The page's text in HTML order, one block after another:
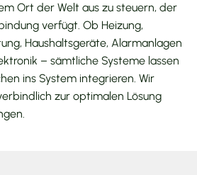
Ort der Welt aus zu steuern, der
verfügt. Ob Heizung,
Haushaltsgeräte, Alarmanlagen
– sämtliche Systeme lassen
ins System integrieren. Wir
zur optimalen Lösung